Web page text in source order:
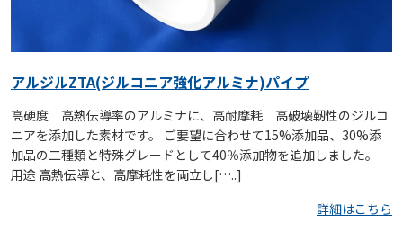
アルジルZTA(ジルコニア強化アルミナ)パイプ
高硬度 高熱伝導率のアルミナに、高耐摩耗 高破壊靭性のジルコ
ニアを添加した素材です。 ご要望に合わせて15%添加品、30%添
加品の二種類と特殊グレードとして40％添加物を追加しました。
用途 高熱伝導と、高摩耗性を両立し[…..]
詳細はこちら